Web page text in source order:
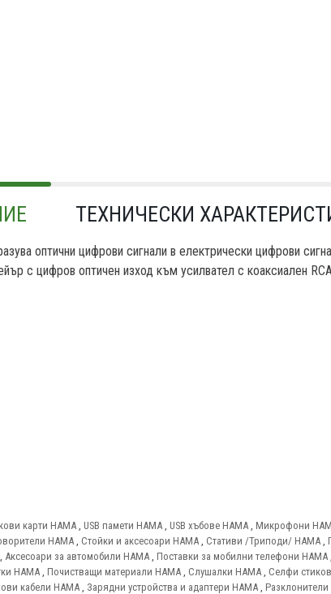
ТЕХНИЧЕСКИ
оптични цифрови сигнали в електрически цифрови
с цифров оптичен изход към усилвател с коаксиален
карти HAMA USB памети HAMA USB хъбове HAMA Микрофони
HAMA Стойки и аксесоари HAMA Стативи /Триподи/ HAMA
Аксесоари за автомобили HAMA Поставки за мобилни телефони HAMA
HAMA Почистващи материали HAMA Слушалки HAMA Селфи
кабели HAMA Зарядни устройства и адаптери HAMA Разклонители